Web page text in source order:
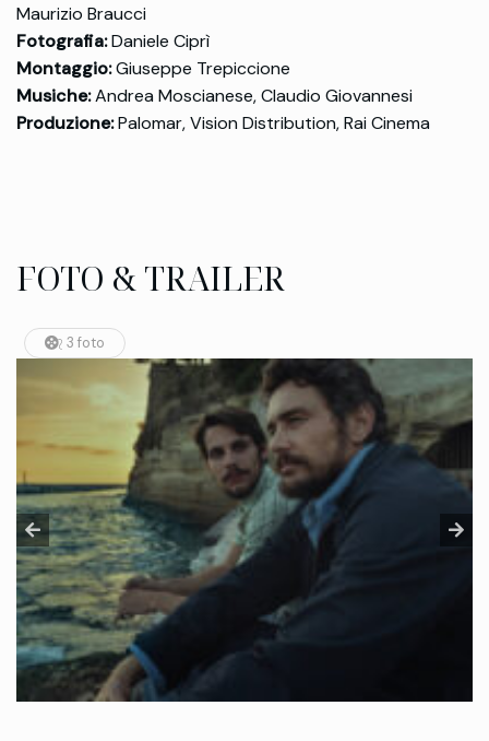
Maurizio Braucci
Fotografia:Daniele Ciprì
Montaggio:Giuseppe Trepiccione
Musiche:Andrea Moscianese, Claudio Giovannesi
Produzione:Palomar, Vision Distribution, Rai Cinema
FOTO & TRAILER
3 foto